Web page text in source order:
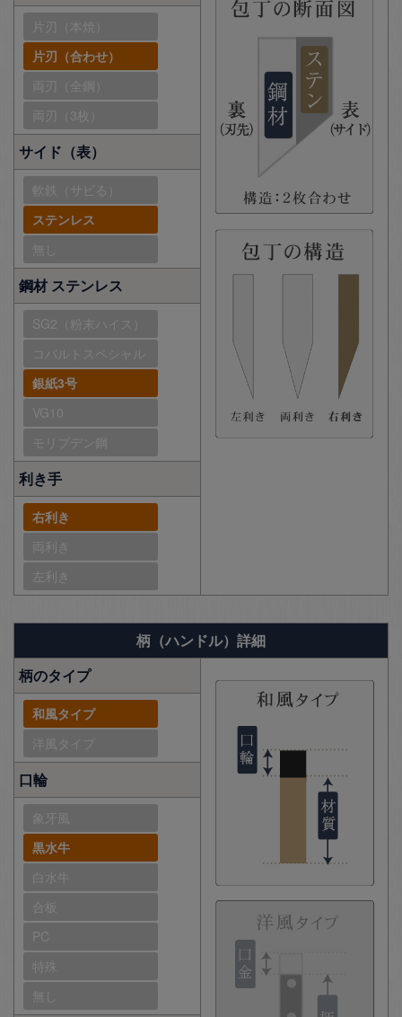
片刃（本焼）
片刃（合わせ）
両刃（全鋼）
両刃（3枚）
サイド（表）
軟鉄（サビる）
ステンレス
無し
鋼材 ステンレス
SG2（粉末ハイス）
コバルトスペシャル
銀紙3号
VG10
モリブデン鋼
利き手
右利き
両利き
左利き
柄（ハンドル）詳細
柄のタイプ
和風タイプ
洋風タイプ
口輪
象牙風
黒水牛
白水牛
合板
PC
特殊
無し